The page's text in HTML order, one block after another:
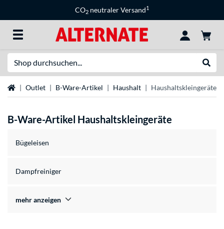
CO2 neutraler Versand1
StartseiteOutlet B-Ware-Artikel Haushalt Haushaltskleingeräte
B-Ware-Artikel Haushaltskleingeräte
Bügeleisen
Dampfreiniger
mehr anzeigen